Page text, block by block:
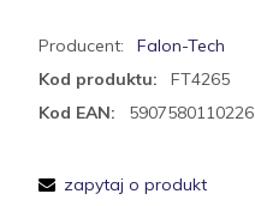
Producent:
Falon-Tech
Kod produktu:
FT4265
Kod EAN:
5907580110226
zapytaj o produkt